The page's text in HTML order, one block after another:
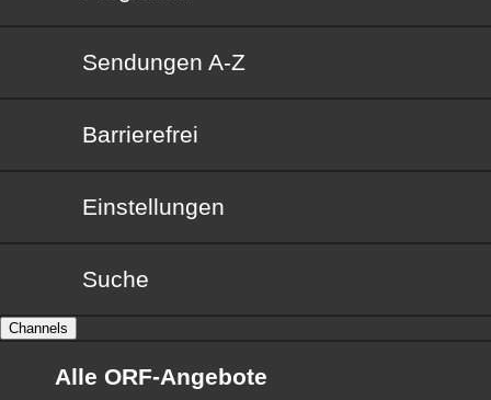
Sendungen von A bis Z
Sendungen A-Z
Barrierefrei
Barrierefrei
Einstellungen
Suche
Channels
Alle ORF-Angebote